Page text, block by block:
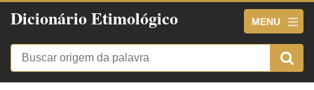
Dicionário Etimológico MENU